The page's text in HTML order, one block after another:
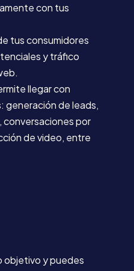
con tus
tus consumidores
y tráfico
llegar con
de leads,
conversaciones por
de video, entre
objetivo y puedes